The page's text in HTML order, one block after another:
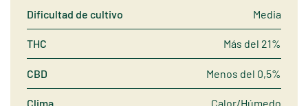
Dificultad de cultivo Media
THC Más del 21%
CBD Menos del 0,5%
Clima Calor/Húmedo